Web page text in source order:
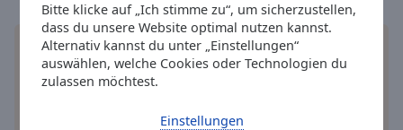
Bitte klicke auf „Ich stimme zu“, um sicherzustellen,
dass du unsere Website optimal nutzen kannst.
Alternativ kannst du unter „Einstellungen“
auswählen, welche Cookies oder Technologien du
zulassen möchtest.
Einstellungen
Installieren Sie gratisGratisappauf Ihrem
Smartphone die Online Radio Box-App und hören
Sie Ihr Lieblingsradio online an, wo Sie immer